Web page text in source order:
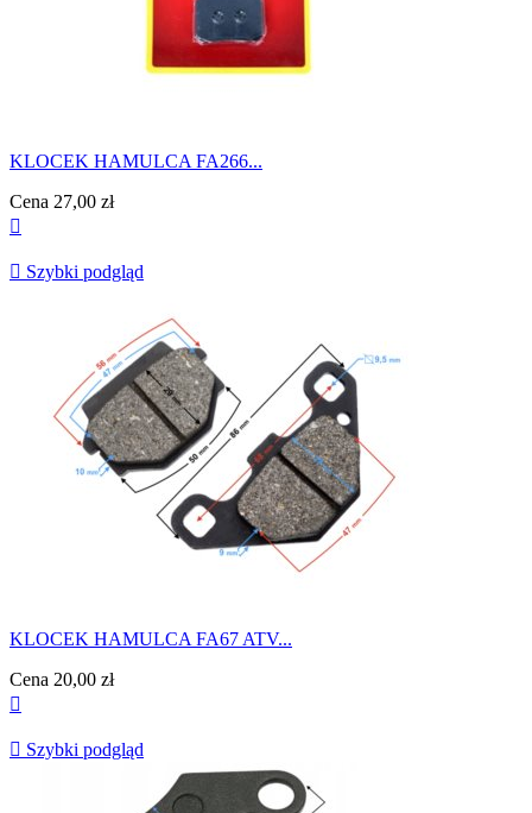
KLOCEK HAMULCA FA266...
Cena 27,00 zł

 Szybki podgląd
KLOCEK HAMULCA FA67 ATV...
Cena 20,00 zł

 Szybki podgląd